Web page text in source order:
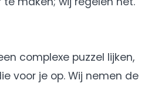
complexe puzzel lijken,
voor je op. Wij nemen de